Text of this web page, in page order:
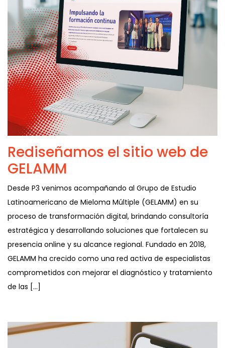
Rediseñamos el sitio web de
GELAMM
Desde P3 venimos acompañando al Grupo de Estudio
Latinoamericano de Mieloma Múltiple (GELAMM) en su
proceso de transformación digital, brindando consultoría
estratégica y desarrollando soluciones que fortalecen su
presencia online y su alcance regional. Fundado en 2018,
GELAMM ha crecido como una red activa de especialistas
comprometidos con mejorar el diagnóstico y tratamiento
de las […]